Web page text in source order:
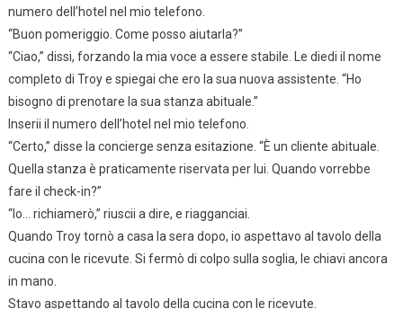
numero dell’hotel nel mio telefono.
“Buon pomeriggio. Come posso aiutarla?”
“Ciao,” dissi, forzando la mia voce a essere stabile. Le diedi il nome
completo di Troy e spiegai che ero la sua nuova assistente. “Ho
bisogno di prenotare la sua stanza abituale.”
Inserii il numero dell’hotel nel mio telefono.
“Certo,” disse la concierge senza esitazione. “È un cliente abituale.
Quella stanza è praticamente riservata per lui. Quando vorrebbe
fare il check-in?”
“Io… richiamerò,” riuscii a dire, e riagganciai.
Quando Troy tornò a casa la sera dopo, io aspettavo al tavolo della
cucina con le ricevute. Si fermò di colpo sulla soglia, le chiavi ancora
in mano.
Stavo aspettando al tavolo della cucina con le ricevute.